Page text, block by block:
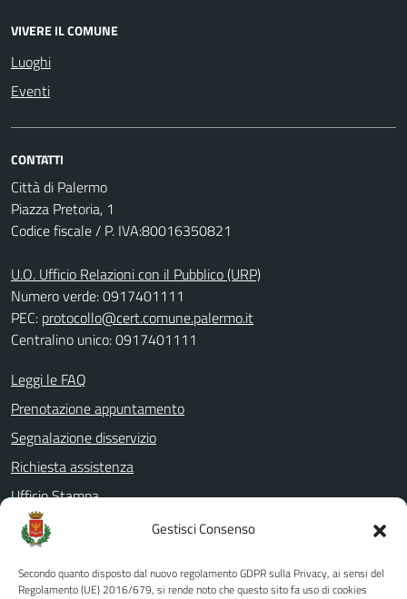
Gestisci Consenso
Secondo quanto disposto dal nuovo regolamento GDPR sulla Privacy, ai sensi del
Regolamento (UE) 2016/679, si rende noto che questo sito fa uso di cookies
VIVERE IL COMUNE
Luoghi
Eventi
CONTATTI
Città di Palermo
Piazza Pretoria, 1
Codice fiscale / P. IVA:80016350821
U.O. Ufficio Relazioni con il Pubblico (URP)
Numero verde: 0917401111
PEC: protocollo@cert.comune.palermo.it
Centralino unico: 0917401111
Leggi le FAQ
Prenotazione appuntamento
Segnalazione disservizio
Richiesta assistenza
Ufficio Stampa
Amministrazione Trasparente
Albo pretorio
Informativa privacy